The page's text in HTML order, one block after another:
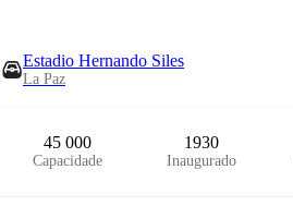
Estadio Hernando Siles
La Paz
45 000
Capacidade
1930
Inaugurado